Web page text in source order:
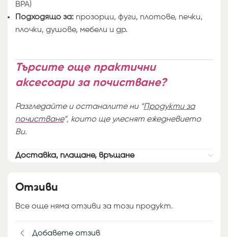
BPA)
Подходящо за: прозорци, фуги, плотове, печки,
плочки, душове, мебели и др.
Търсите още практични
аксесоари за почистване?
Разгледайте и останалите ни “Продукти за
почистване“, които ще улеснят ежедневието
Ви.
Доставка, плащане, връщане
Отзиви
Все още няма отзиви за този продукт.
Добавете отзив